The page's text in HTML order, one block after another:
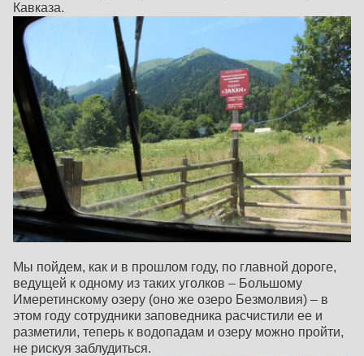
Кавказа.
Мы пойдем, как и в прошлом году, по главной дороге,
ведущей к одному из таких уголков – Большому
Имеретинскому озеру (оно же озеро Безмолвия) – в
этом году сотрудники заповедника расчистили ее и
разметили, теперь к водопадам и озеру можно пройти,
не рискуя заблудиться.